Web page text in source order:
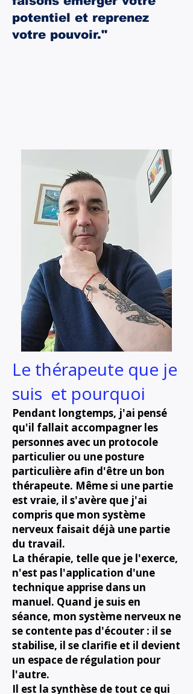
potentiel et reprenez
votre pouvoir."
Le thérapeute que je
suis et pourquoi
Pendant longtemps, j'ai pensé
qu'il fallait accompagner les
personnes avec un protocole
particulier ou une posture
particulière afin d'être un bon
thérapeute. Même si une partie
est vraie, il s'avère que j'ai
compris que mon système
nerveux faisait déjà une partie
du travail.
La thérapie, telle que je l'exerce,
n'est pas l'application d'une
technique apprise dans un
manuel. Quand je suis en
séance, mon système nerveux ne
se contente pas d'écouter : il se
stabilise, il se clarifie et il devient
un espace de régulation pour
l'autre.
Il est la synthèse de tout ce qui